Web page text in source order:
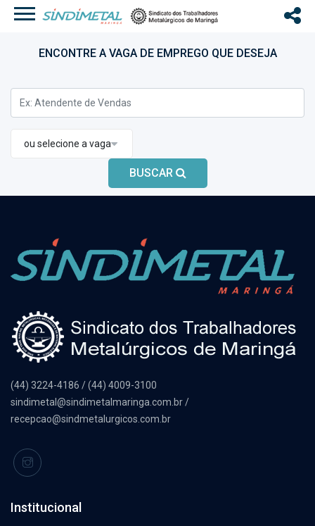
ENCONTRE A VAGA DE EMPREGO QUE DESEJA
ou selecione a vaga
BUSCAR
(44) 3224-4186 / (44) 4009-3100
sindimetal@sindimetalmaringa.com.br /
recepcao@sindmetalurgicos.com.br
Institucional